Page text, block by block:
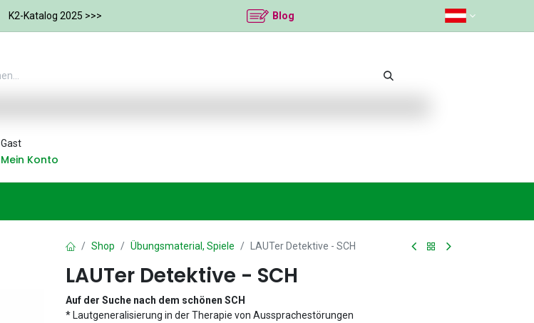
K2-Katalog 2025 >>> Blog
Gast
Mein Konto
Shop Übungsmaterial, Spiele LAUTer Detektive - SCH
LAUTer Detektive - SCH
Auf der Suche nach dem schönen SCH
* Lautgeneralisierung in der Therapie von Aussprachestörungen